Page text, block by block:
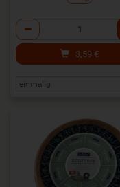
Anzahl
3,59 €